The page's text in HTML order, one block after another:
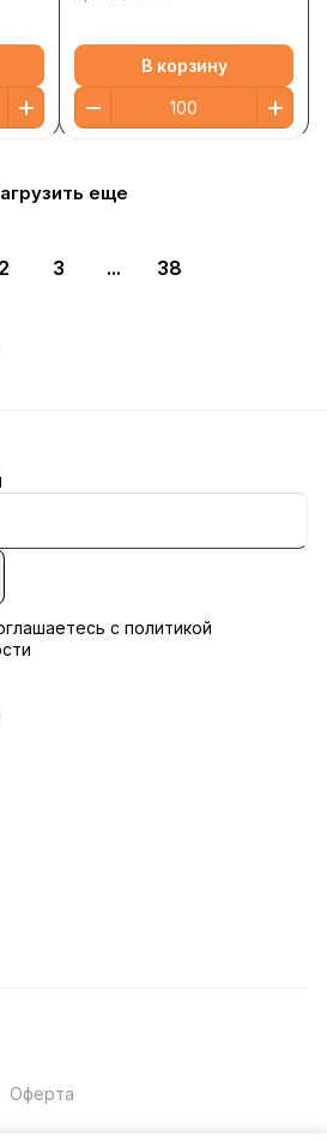
В корзину
еще
2 3 ... 38
с политикой
Оферта